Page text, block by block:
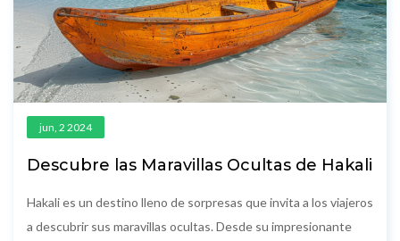
jun, 2 2024
Descubre las Maravillas Ocultas de Hakali
Hakali es un destino lleno de sorpresas que invita a los viajeros
a descubrir sus maravillas ocultas. Desde su impresionante